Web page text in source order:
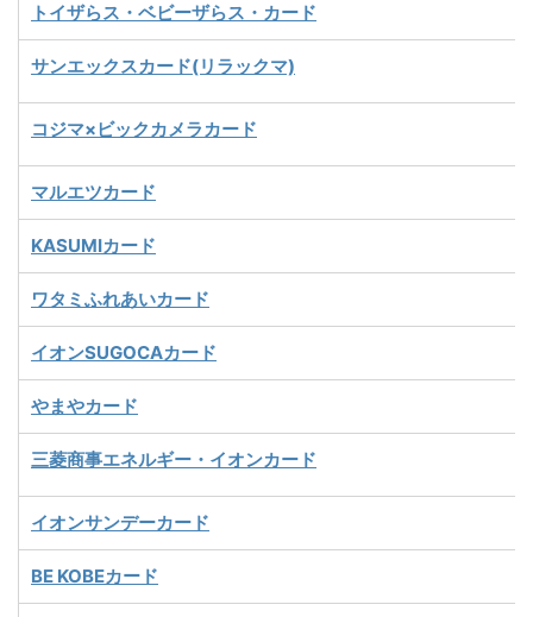
トイザらス・ベビーザらス・カード
サンエックスカード(リラックマ)
コジマ×ビックカメラカード
マルエツカード
KASUMIカード
ワタミふれあいカード
イオンSUGOCAカード
やまやカード
三菱商事エネルギー・イオンカード
イオンサンデーカード
BE KOBEカード